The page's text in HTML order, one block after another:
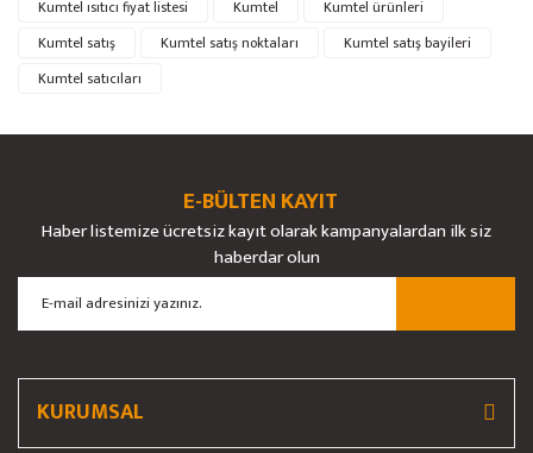
Yorum Yaz
Soru Sor
Ürün bilgilerinde hatalar bulunuyor.
Bu ürüne benzer farklı alternatifler olmalı.
Kumtel ısıtıcı fiyat listesi
Kumtel
Kumtel ürünleri
Kumtel satış
Kumtel satış noktaları
Kumtel satış bayileri
Kumtel satıcıları
E-BÜLTEN KAYIT
Haber listemize ücretsiz kayıt olarak kampanyalardan ilk siz
haberdar olun
KURUMSAL